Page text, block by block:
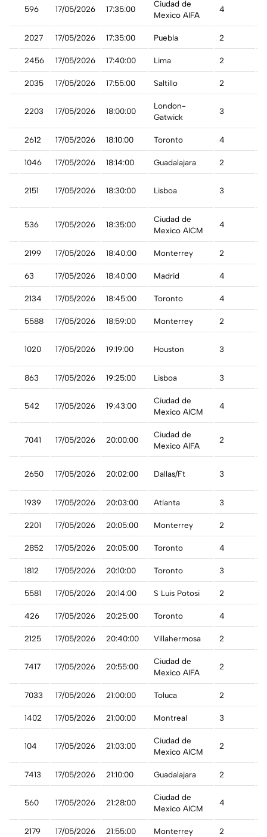
596 17/05/2026 17:35:00
Ciudad de
Mexico AIFA
4
2027 17/05/2026 17:35:00 Puebla 2
2456 17/05/2026 17:40:00 Lima 2
2035 17/05/2026 17:55:00 Saltillo 2
2203 17/05/2026 18:00:00
London-
Gatwick
3
2612 17/05/2026 18:10:00 Toronto 4
1046 17/05/2026 18:14:00 Guadalajara 2
2151 17/05/2026 18:30:00 Lisboa 3
536 17/05/2026 18:35:00
Ciudad de
Mexico AICM
4
2199 17/05/2026 18:40:00 Monterrey 2
63 17/05/2026 18:40:00 Madrid 4
2134 17/05/2026 18:45:00 Toronto 4
5588 17/05/2026 18:59:00 Monterrey 2
1020 17/05/2026 19:19:00 Houston 3
863 17/05/2026 19:25:00 Lisboa 3
542 17/05/2026 19:43:00
Ciudad de
Mexico AICM
4
7041 17/05/2026 20:00:00
Ciudad de
Mexico AIFA
2
2650 17/05/2026 20:02:00 Dallas/Ft 3
1939 17/05/2026 20:03:00 Atlanta 3
2201 17/05/2026 20:05:00 Monterrey 2
2852 17/05/2026 20:05:00 Toronto 4
1812 17/05/2026 20:10:00 Toronto 3
5581 17/05/2026 20:14:00 S Luis Potosi 2
426 17/05/2026 20:25:00 Toronto 4
2125 17/05/2026 20:40:00 Villahermosa 2
7417 17/05/2026 20:55:00
Ciudad de
Mexico AIFA
2
7033 17/05/2026 21:00:00 Toluca 2
1402 17/05/2026 21:00:00 Montreal 3
104 17/05/2026 21:03:00
Ciudad de
Mexico AICM
2
7413 17/05/2026 21:10:00 Guadalajara 2
560 17/05/2026 21:28:00
Ciudad de
Mexico AICM
4
2179 17/05/2026 21:55:00 Monterrey 2